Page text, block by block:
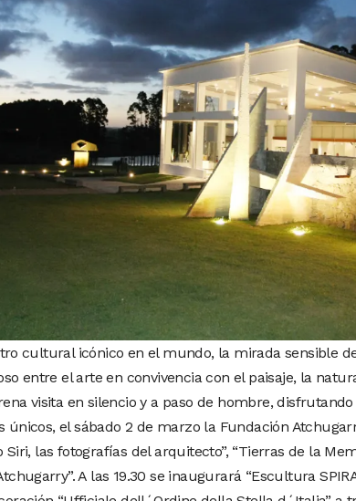
cultural icónico en el mundo, la mirada sensible
entre el arte en convivencia con el paisaje, la
visita en silencio y a paso de hombre,
el sábado 2 de marzo la Fundación
Siri, las fotografías del arquitecto”, “Tierras de la
A las 19.30 se inaugurará “Escultura